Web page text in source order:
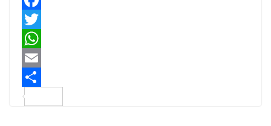
F
a
c
e
b
T
w
t
W
h
a
E
m